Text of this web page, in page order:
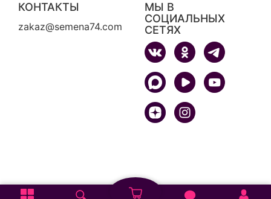
КОНТАКТЫ
zakaz@semena74.com
МЫ В
СОЦИАЛЬНЫХ
СЕТЯХ